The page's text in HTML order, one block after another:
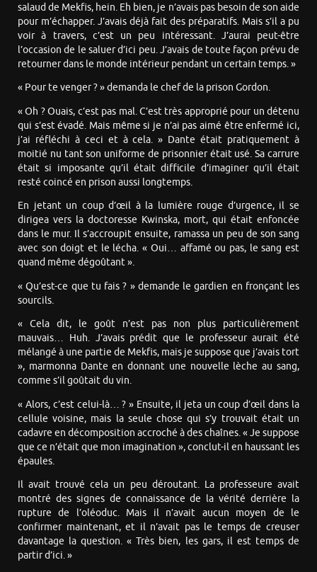
salaud de Mekfis, hein. Eh bien, je n’avais pas besoin de son aide
pour m’échapper. J’avais déjà fait des préparatifs. Mais s’il a pu
voir à travers, c’est un peu intéressant. J’aurai peut-être
l’occasion de le saluer d’ici peu. J’avais de toute façon prévu de
retourner dans le monde intérieur pendant un certain temps. »
« Pour te venger ? » demanda le chef de la prison Gordon.
« Oh ? Ouais, c’est pas mal. C’est très approprié pour un détenu
qui s’est évadé. Mais même si je n’ai pas aimé être enfermé ici,
j’ai réfléchi à ceci et à cela. » Dante était pratiquement à
moitié nu tant son uniforme de prisonnier était usé. Sa carrure
était si imposante qu’il était difficile d’imaginer qu’il était
resté coincé en prison aussi longtemps.
En jetant un coup d’œil à la lumière rouge d’urgence, il se
dirigea vers la doctoresse Kwinska, mort, qui était enfoncée
dans le mur. Il s’accroupit ensuite, ramassa un peu de son sang
avec son doigt et le lécha. « Oui… affamé ou pas, le sang est
quand même dégoûtant ».
« Qu’est-ce que tu fais ? » demande le gardien en fronçant les
sourcils.
« Cela dit, le goût n’est pas non plus particulièrement
mauvais… Huh. J’avais prédit que le professeur aurait été
mélangé à une partie de Mekfis, mais je suppose que j’avais tort
», marmonna Dante en donnant une nouvelle lèche au sang,
comme s’il goûtait du vin.
« Alors, c’est celui-là… ? » Ensuite, il jeta un coup d’œil dans la
cellule voisine, mais la seule chose qui s’y trouvait était un
cadavre en décomposition accroché à des chaînes. « Je suppose
que ce n’était que mon imagination », conclut-il en haussant les
épaules.
Il avait trouvé cela un peu déroutant. La professeure avait
montré des signes de connaissance de la vérité derrière la
rupture de l’oléoduc. Mais il n’avait aucun moyen de le
confirmer maintenant, et il n’avait pas le temps de creuser
davantage la question. « Très bien, les gars, il est temps de
partir d’ici. »